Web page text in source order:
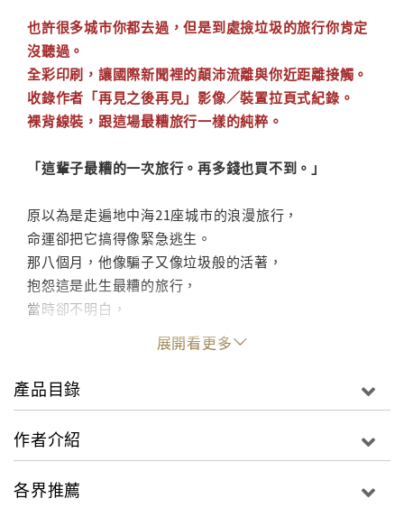
也許很多城市你都去過，但是到處撿垃圾的旅行你肯定
沒聽過。
全彩印刷，讓國際新聞裡的顛沛流離與你近距離接觸。
收錄作者「再見之後再見」影像／裝置拉頁式紀錄。
裸背線裝，跟這場最糟旅行一樣的純粹。
「這輩子最糟的一次旅行。再多錢也買不到。」
原以為是走遍地中海21座城市的浪漫旅行，
命運卻把它搞得像緊急逃生。
那八個月，他像騙子又像垃圾般的活著，
抱怨這是此生最糟的旅行，
當時卻不明白，
這是他這輩子最珍貴的故事。
．也許很多城市你都去過，但是到處撿垃圾的旅行你肯
定沒聽過。
．收錄作者「再見之後再見」影像／裝置拉頁式紀錄。
一場人生裡的逃生，需要甚麼方法跟工具呢？
展開看更多
產品目錄
作者介紹
各界推薦